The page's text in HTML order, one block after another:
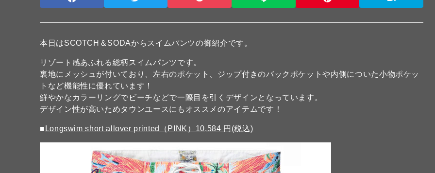
本日はSCOTCH＆SODAからスイムパンツの御紹介です。
リゾート感あふれる総柄スイムパンツです。
裏地にメッシュが付いており、左右のポケット、ジップ付きのバックポケットや内側についた小物ポケッ
トなど機能性に優れています！
鮮やかなカラーリングでビーチなどで一際目を引くデザインとなっています。
デザイン性が高いためタウンユースにもオススメのアイテムです！
■ Longswim short allover printed（PINK）10,584 円(税込)